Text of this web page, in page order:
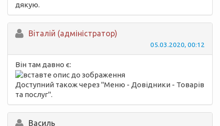
дякую.
Вiталій (адміністратор)
05.03.2020, 00:12
Він там давно є:
Доступний також через "Меню - Довідники - Товарів
та послуг".
Василь